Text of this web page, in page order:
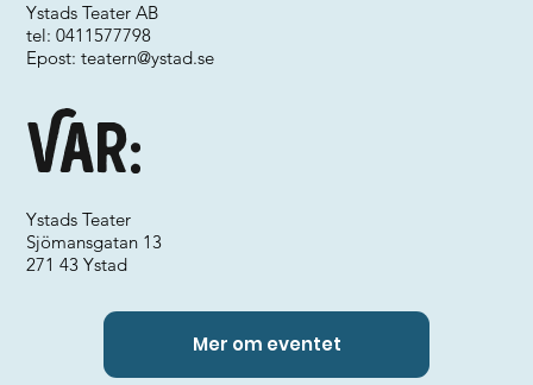
Var:
Ystads Teater AB
tel: 0411577798
Epost:teatern@ystad.se
Ystads Teater
Sjömansgatan 13
271 43 Ystad
Mer om eventet